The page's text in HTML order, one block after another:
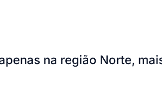
na região Norte,